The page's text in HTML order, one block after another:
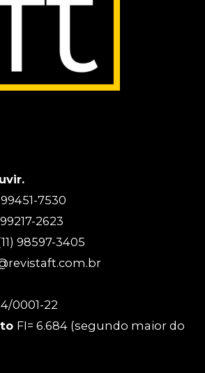
99451-7530
2623
98597-3405
0001-22
FI= 6.684 (segundo maior do